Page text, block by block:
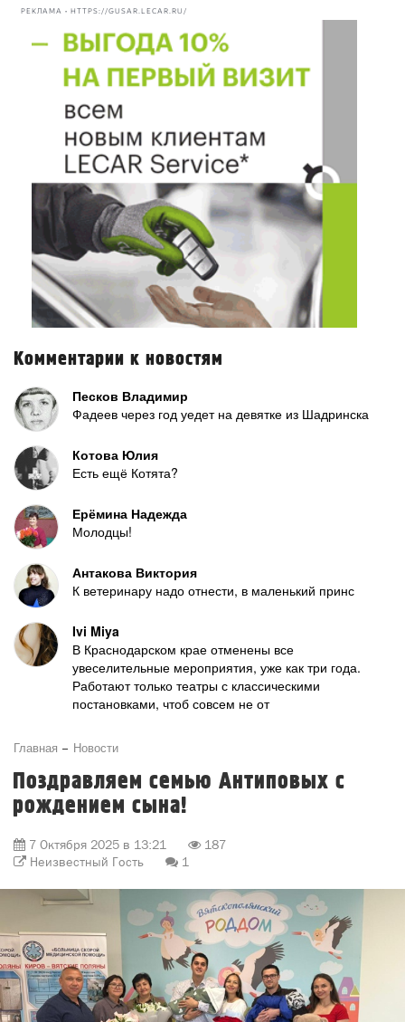
РЕКЛАМА • HTTPS://GUSAR.LECAR.RU/
Комментарии к новостям
Песков Владимир
Фадеев через год уедет на девятке из Шадринска
Котова Юлия
Есть ещё Котята?
Ерёмина Надежда
Молодцы!
Антакова Виктория
К ветеринару надо отнести, в маленький принс
Ivi Miya
В Краснодарском крае отменены все
увеселительные мероприятия, уже как три года.
Работают только театры с классическими
постановками, чтоб совсем не от
Главная Новости
Поздравляем семью Антиповых с
рождением сына!
7 Октября 2025 в 13:21
187
Неизвестный Гость
1